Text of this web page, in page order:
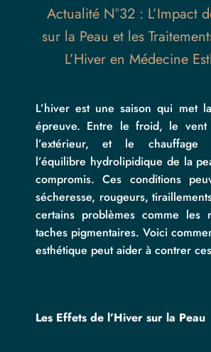
Actualité N°32 : L’Impact
sur la Peau et les
L’Hiver en Médecine
L’hiver est une saison qui met
épreuve. Entre le froid, le vent
l’extérieur, et le chauffage
l’équilibre hydrolipidique de la
compromis. Ces conditions
sécheresse, rougeurs,
certains problèmes comme les
taches pigmentaires. Voici
esthétique peut aider à contrer
Les Effets de l’Hiver sur la Peau